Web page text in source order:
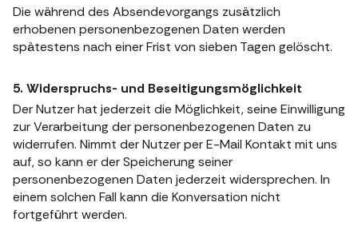
Die während des Absendevorgangs zusätzlich
erhobenen personenbezogenen Daten werden
spätestens nach einer Frist von sieben Tagen gelöscht.
5. Widerspruchs- und Beseitigungsmöglichkeit
Der Nutzer hat jederzeit die Möglichkeit, seine Einwilligung
zur Verarbeitung der personenbezogenen Daten zu
widerrufen. Nimmt der Nutzer per E-Mail Kontakt mit uns
auf, so kann er der Speicherung seiner
personenbezogenen Daten jederzeit widersprechen. In
einem solchen Fall kann die Konversation nicht
fortgeführt werden.